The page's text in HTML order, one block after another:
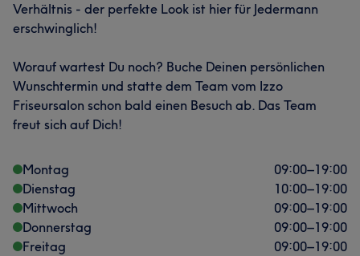
Verhältnis - der perfekte Look ist hier für Jedermann
erschwinglich!
Worauf wartest Du noch? Buche Deinen persönlichen
Wunschtermin und statte dem Team vom Izzo
Friseursalon schon bald einen Besuch ab. Das Team
freut sich auf Dich!
Montag 09:00–19:00
Dienstag
10:00–19:00
Mittwoch
09:00–19:00
Donnerstag
09:00–19:00
Freitag
09:00–19:00